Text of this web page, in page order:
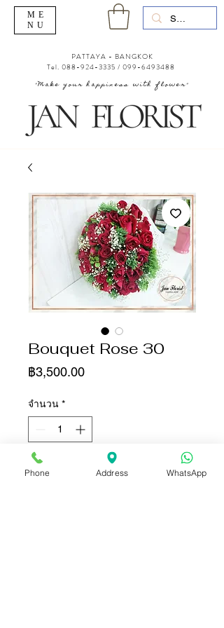
"Make your happiness with flower"
PATTAYA - BANGKOK
Tel. 088-924-3335 / 099-6493488
ME
NU
Bouquet Rose 30
฿3,500.00ราคา
จำนวน *
เพิ่มลงในรถเข็น
Phone Address WhatsApp